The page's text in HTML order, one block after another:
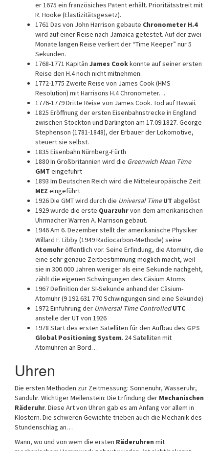
er 1675 ein französiches Patent erhält. Prioritätsstreit mit
R. Hooke (Elastizitätsgesetz).
1761 Das von John Harrison gebaute Chronometer H.4
wird auf einer Reise nach Jamaica getestet. Auf der zwei
Monate langen Reise verliert der “Time Keeper” nur 5
Sekunden.
1768-1771 Kapitän James Cookkonnte auf seiner ersten
Reise den H.4 noch nicht mitnehmen.
1772-1775 Zweite Reise von James Cook (HMS
Resolution) mit Harrisons H.4 Chronometer…
1776-1779 Dritte Reise von James Cook. Tod auf Hawaii.
1825 Eröffnung der ersten Eisenbahnstrecke in England
zwischen Stockton und Darlington am 17.09.1827. George
Stephenson (1781-1848), der Erbauer der Lokomotive,
steuert sie selbst.
1835 Eisenbahn Nürnberg-Fürth
1880 In Großbritannien wird die Greenwich Mean Time
GMT eingeführt
1893 Im Deutschen Reich wird die Mitteleuropäische Zeit
MEZ eingeführt
1926 Die GMT wird durch die Universal Time UT abgelöst
1929 wurde die erste Quarzuhrvon dem amerikanischen
Uhrmacher Warren A. Marrison gebaut.
1946 Am 6. Dezember stellt der amerikanische Physiker
Willard F. Libby (1949 Radiocarbon-Methode) seine
Atomuhröffentlich vor. Seine Erfindung, die Atomuhr, die
eine sehr genaue Zeitbestimmung möglich macht, weil
sie in 300.000 Jahren weniger als eine Sekunde nachgeht,
zählt die eigenen Schwingungen des Cäsium Atoms.
1967 Definition der SI-Sekunde anhand der Cäsium-
Atomuhr (9 192 631 770 Schwingungen sind eine Sekunde)
1972 Einführung der Universal Time Controlled UTC
anstelle der UT von 1926
1978 Start des ersten Satelliten für den Aufbau des GPS
Global Positioning System. 24 Satelliten mit
Atomuhren an Bord…
Uhren
Die ersten Methoden zur Zeitmessung: Sonnenuhr, Wasseruhr,
Sanduhr. Wichtiger Meilenstein: Die Erfindung der Mechanischen
Räderuhr. Diese Art von Uhren gab es am Anfang vor allem in
Klöstern. Die schweren Gewichte trieben auch die Mechanik des
Stundenschlag an…
Wann, wo und von wem die ersten Räderuhren mit